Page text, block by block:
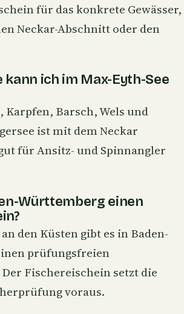
für das konkrete Gewässer,
Neckar-Abschnitt oder den
kann ich im Max-Eyth-See
Karpfen, Barsch, Wels und
ist mit dem Neckar
für Ansitz- und Spinnangler
Württemberg einen
den Küsten gibt es in Baden-
prüfungsfreien
Fischereischein setzt die
voraus.